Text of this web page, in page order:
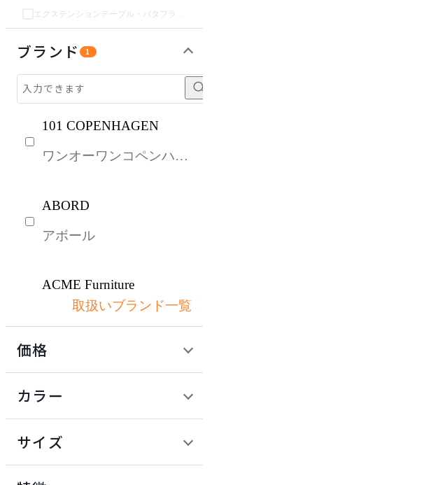
ブランド 1
101 COPENHAGEN
ワンオーワンコペンハー
ABORD
アボール
ACME Furniture
アクメファニチャー
アダル
ADAL TOTAL INTERIOR
取扱いブランド一覧
価格
カラー
サイズ